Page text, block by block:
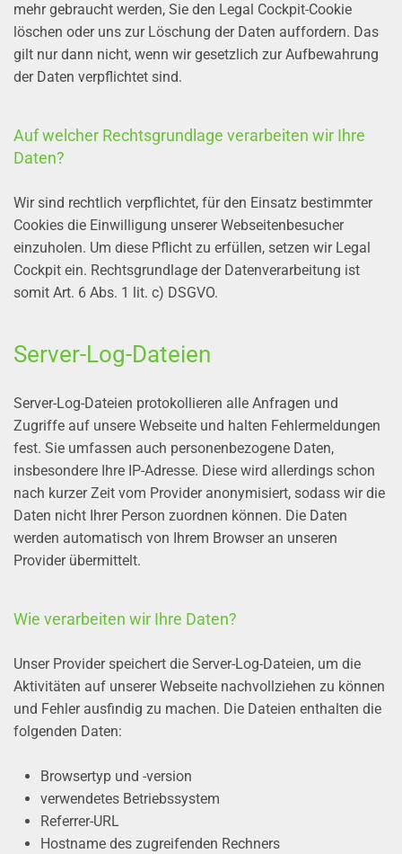
mehr gebraucht werden, Sie den Legal Cockpit-Cookie
löschen oder uns zur Löschung der Daten auffordern. Das
gilt nur dann nicht, wenn wir gesetzlich zur Aufbewahrung
der Daten verpflichtet sind.
Auf welcher Rechtsgrundlage verarbeiten wir Ihre
Daten?
Wir sind rechtlich verpflichtet, für den Einsatz bestimmter
Cookies die Einwilligung unserer Webseitenbesucher
einzuholen. Um diese Pflicht zu erfüllen, setzen wir Legal
Cockpit ein. Rechtsgrundlage der Datenverarbeitung ist
somit Art. 6 Abs. 1 lit. c) DSGVO.
Server-Log-Dateien
Server-Log-Dateien protokollieren alle Anfragen und
Zugriffe auf unsere Webseite und halten Fehlermeldungen
fest. Sie umfassen auch personenbezogene Daten,
insbesondere Ihre IP-Adresse. Diese wird allerdings schon
nach kurzer Zeit vom Provider anonymisiert, sodass wir die
Daten nicht Ihrer Person zuordnen können. Die Daten
werden automatisch von Ihrem Browser an unseren
Provider übermittelt.
Wie verarbeiten wir Ihre Daten?
Unser Provider speichert die Server-Log-Dateien, um die
Aktivitäten auf unserer Webseite nachvollziehen zu können
und Fehler ausfindig zu machen. Die Dateien enthalten die
folgenden Daten:
Browsertyp und -version
verwendetes Betriebssystem
Referrer-URL
Hostname des zugreifenden Rechners